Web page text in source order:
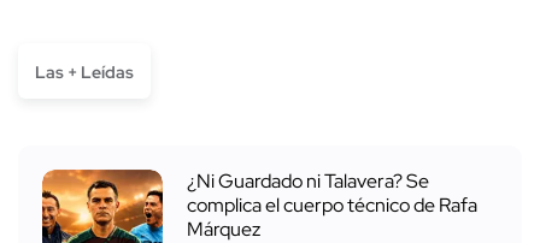
Las + Leídas
¿Ni Guardado ni Talavera? Se
complica el cuerpo técnico de Rafa
Márquez